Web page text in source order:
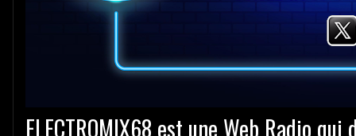
ELECTROMIX68 est une Web Radio